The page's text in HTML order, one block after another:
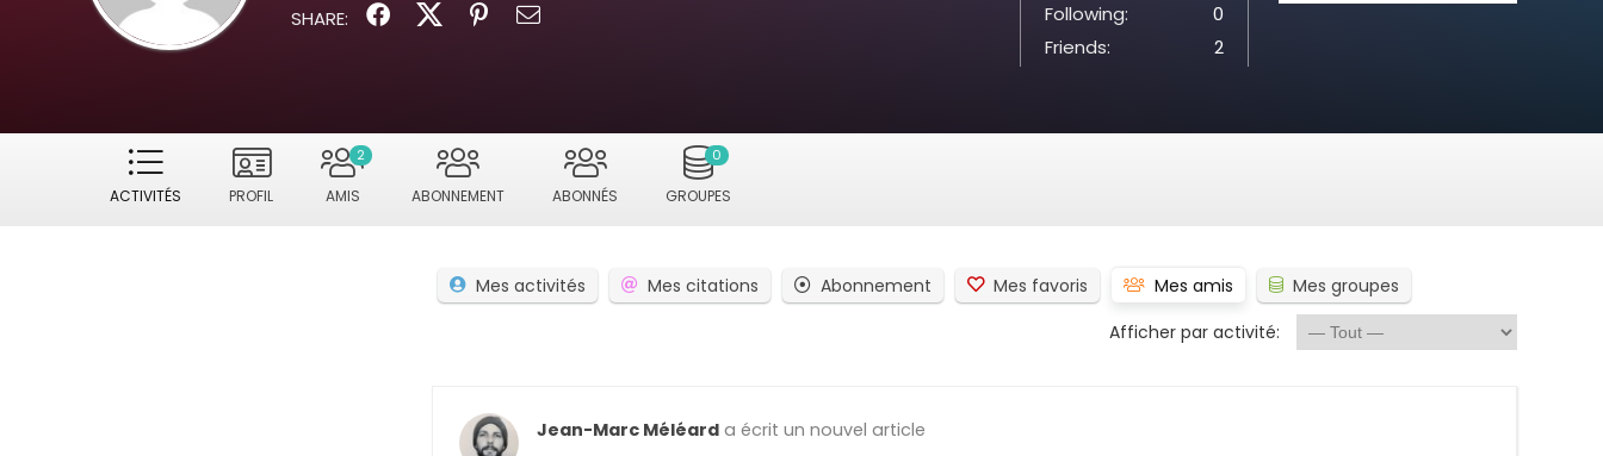
SHARE:
Following:
0
Friends:
2
ACTIVITÉS PROFIL AMIS
2
ABONNEMENT ABONNÉS GROUPES
0
Mes activités Mes citations Abonnement Mes favoris Mes amis
Mes groupes
Afficher par activité:
Jean-Marc Méléard a écrit un nouvel article